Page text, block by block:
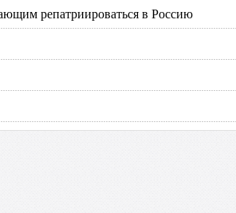
репатриироваться в Россию